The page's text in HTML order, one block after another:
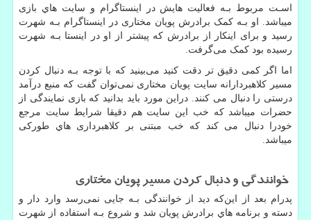
اسـت مربوط بـه فعالیت هایش در اینستاگرام و سایت هاي‌ بازی
میباشد. او بـه کمک برادرش پویان مختاری در اینستاگرام بـه شهرت
رسید و برای اینکار از برادرش که پیشتر از او در اینستا بـه شهرت
رسیده بود کمک می‌گرفت
اما اگر کمی دقیق تر دقت کنید می‌بینید که با توجه بـه دنبال کردن
مسیر کلاهبردارانه سایت پویان مختاری نمی‌توان گفت که منبع درآمد
درستی را دنبال می کنند. دراین مورد باید بدانید که بازی نمایندگی از
حضرات میباشد که خب این سایت هم دقیقا شرایط سایت مرجع
خودرا دنبال می کند که خب مبتنی بر کلاهبرداری هاي‌ طورکی
میباشد
خوانندگی و دنبال کردن مسیر پویان مختاری
پدرام بعد از این‌که دید از خوانندگی بـه جایی نمی‌رسد وارد دار و
دسته و برنامه هاي‌ برادرش پویان شد و شروع بـه استفاده از شهرت